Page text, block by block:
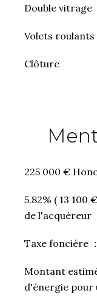
Double vitrage
Volets
Clôture
225 000 €
5.82% ( 13 100
de l'acquéreur
Taxe foncière
Montant
d'énergie pour